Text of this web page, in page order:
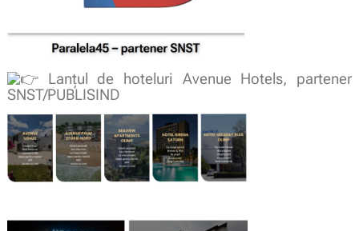
Lanțul de hoteluri Avenue Hotels, partener
SNST/PUBLISIND